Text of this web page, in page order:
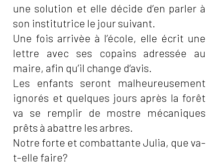
une solution et elle décide d’en parler à
son institutrice le jour suivant.
Une fois arrivèe à l’école, elle écrit une
lettre avec ses copains adressée au
maire, afin qu’il change d’avis.
Les enfants seront malheureusement
ignorés et quelques jours après la forêt
va se remplir de mostre mécaniques
prêts à abattre les arbres.
Notre forte et combattante Julia, que va-
t-elle faire?